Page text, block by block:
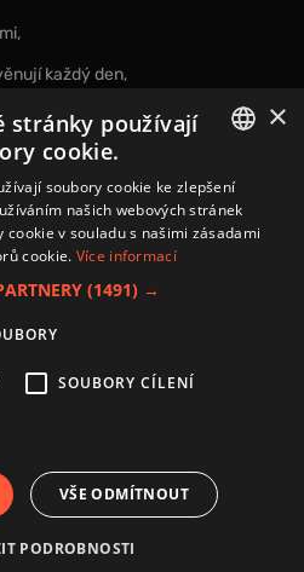
každý den,
svůj souhlas spodmínkami
serveru www.investice.cz není možné bez
CZECH
×
stránky používají
cookie.
soubory cookie ke zlepšení
našich webových stránek
v souladu s našimi zásadami
cookie. Více informací
(1491) →
SOUBORY CÍLENÍ
VŠE ODMÍTNOUT
PODROBNOSTI